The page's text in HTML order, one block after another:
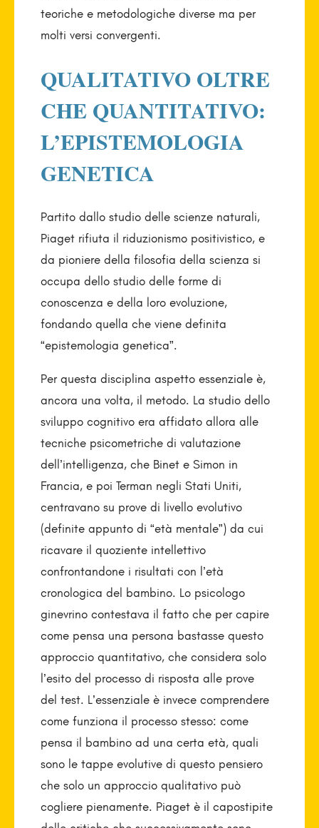
teoriche e metodologiche diverse ma per
molti versi convergenti.
QUALITATIVO OLTRE
CHE QUANTITATIVO:
L’EPISTEMOLOGIA
GENETICA
Partito dallo studio delle scienze naturali,
Piaget rifiuta il riduzionismo positivistico, e
da pioniere della filosofia della scienza si
occupa dello studio delle forme di
conoscenza e della loro evoluzione,
fondando quella che viene definita
“epistemologia genetica”.
Per questa disciplina aspetto essenziale è,
ancora una volta, il metodo. La studio dello
sviluppo cognitivo era affidato allora alle
tecniche psicometriche di valutazione
dell’intelligenza, che Binet e Simon in
Francia, e poi Terman negli Stati Uniti,
centravano su prove di livello evolutivo
(definite appunto di “età mentale”) da cui
ricavare il quoziente intellettivo
confrontandone i risultati con l’età
cronologica del bambino. Lo psicologo
ginevrino contestava il fatto che per capire
come pensa una persona bastasse questo
approccio quantitativo, che considera solo
l’esito del processo di risposta alle prove
del test. L’essenziale è invece comprendere
come funziona il processo stesso: come
pensa il bambino ad una certa età, quali
sono le tappe evolutive di questo pensiero
che solo un approccio qualitativo può
cogliere pienamente. Piaget è il capostipite